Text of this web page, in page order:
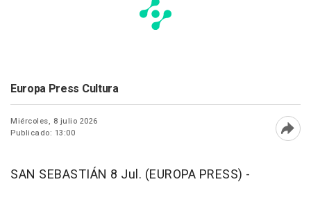
Europa Press Cultura
Miércoles, 8 julio 2026
Publicado: 13:00
SAN SEBASTIÁN 8 Jul. (EUROPA PRESS) -